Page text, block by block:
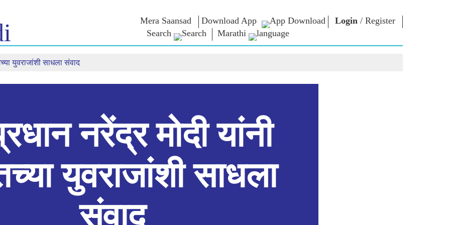
Mera Saansad Download App Login / Register
Search
Marathi
शासन
Kashi Vikas Yatra
मुलाखत
ब्लॉग
स्टॉलवर्ट्स
Photo Booth
युवराजांशी साधला संवाद
नरेंद्र मोदी यांनी
युवराजांशी साधला
संवाद